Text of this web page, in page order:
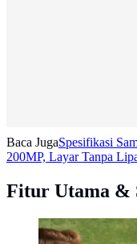
Baca JugaSpesifikasi
200MP, Layar Tanpa
Fitur Utama &
Huawei MatePad